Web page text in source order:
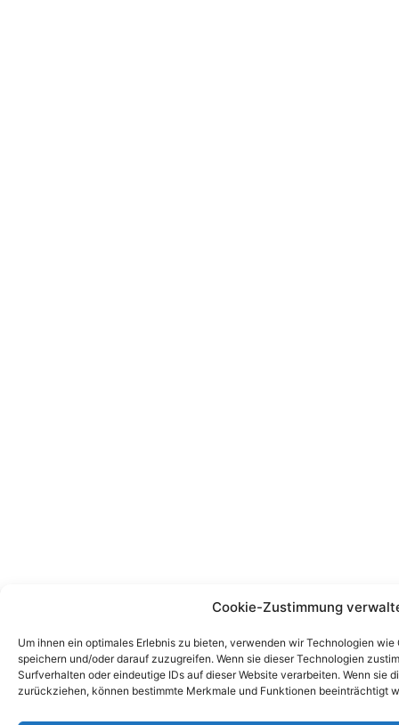
Cookie-Zustimmung
Um ihnen ein optimales Erlebnis zu bieten, verwenden wir Technologien
speichern und/oder darauf zuzugreifen. Wenn sie dieser Technologien
Surfverhalten oder eindeutige IDs auf dieser Website verarbeiten. Wenn sie
zurückziehen, können bestimmte Merkmale und Funktionen beeinträchtigt